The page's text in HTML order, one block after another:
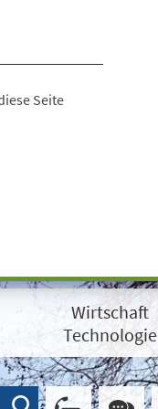
Seite
Wirtschaft
Technologie